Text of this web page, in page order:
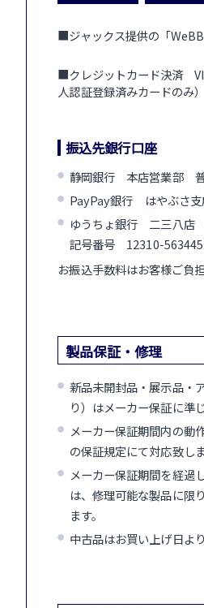
■ジャックス提供の「
■クレジットカード決済
人認証登録済みカードのみ）
振込先銀行口座
静岡銀行 本店営業部
PayPay銀行 はやぶさ
ゆうちょ銀行 二三八店
記号番号 12310-
お振込手数料はお客様ご負
製品保証・修理
新品未開封品・展示品・
り）はメーカー保証に準
メーカー保証期間内の動
の保証規定にて対応致しま
メーカー保証期間を経過
は、修理可能な製品に限
ます。
中古品はお買い上げ日よ